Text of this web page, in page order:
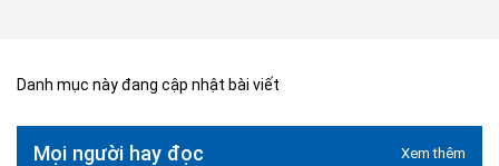
Danh mục này đang cập nhật bài viết
Mọi người hay đọc Xem thêm